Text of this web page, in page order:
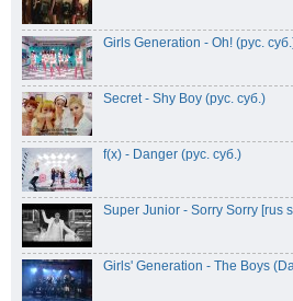
Girls Generation - Oh! (рус.
Secret - Shy Boy (рус. суб.)
f(x) - Danger (рус. суб.)
Super Junior - Sorry Sorry [rus
Girls' Generation - The Boys